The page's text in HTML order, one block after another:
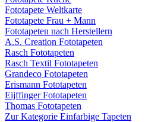
Fototapete Weltkarte
Fototapete Frau + Mann
Fototapeten nach Herstellern
A.S. Creation Fototapeten
Rasch Fototapeten
Rasch Textil Fototapeten
Grandeco Fototapeten
Erismann Fototapeten
Eijffinger Fototapeten
Thomas Fototapeten
Zur Kategorie Einfarbige Tapeten